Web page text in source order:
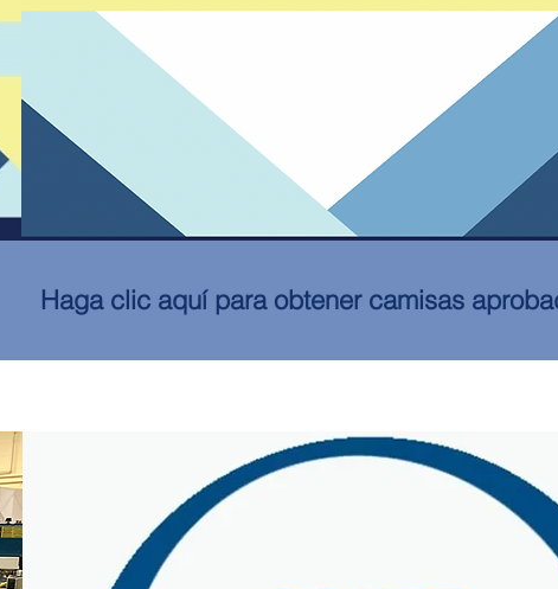
Haga clic aquí para obtener camisas